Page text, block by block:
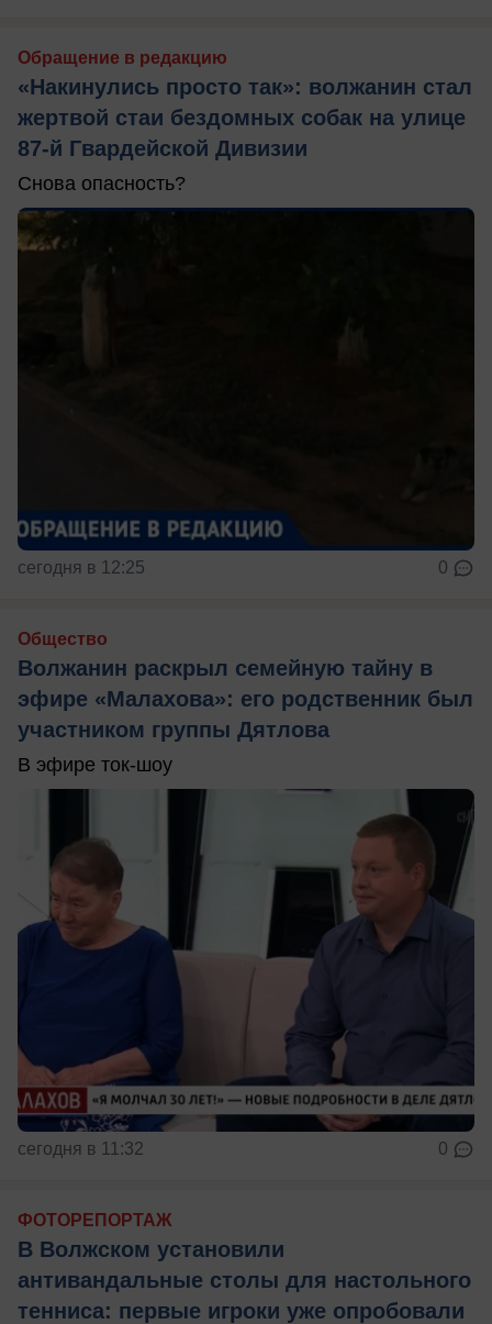
Обращение в редакцию
«Накинулись просто так»: волжанин стал
жертвой стаи бездомных собак на улице
87-й Гвардейской Дивизии
Снова опасность?
сегодня в 12:25 0
Общество
Волжанин раскрыл семейную тайну в
эфире «Малахова»: его родственник был
участником группы Дятлова
В эфире ток-шоу
сегодня в 11:32 0
ФОТОРЕПОРТАЖ
В Волжском установили
антивандальные столы для настольного
тенниса: первые игроки уже опробовали